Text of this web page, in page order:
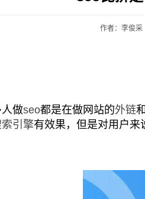
作者：李俊采
做seo都是在做网站的外链
引擎有效果，但是对用户来